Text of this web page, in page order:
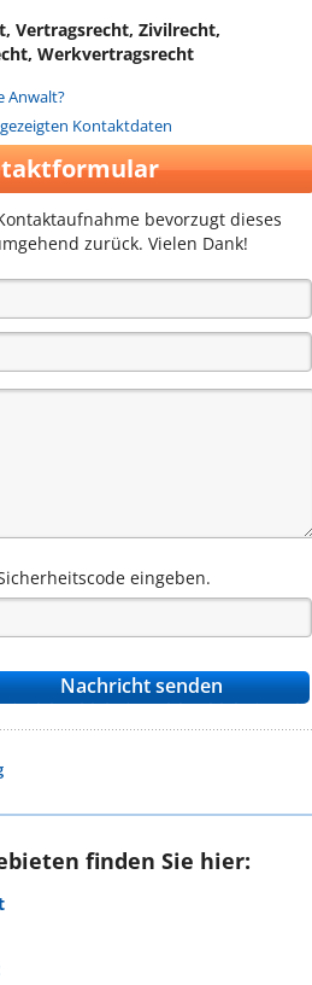
Vertragsrecht, Zivilrecht,
Werkvertragsrecht
Anwalt?
Kontaktdaten
bevorzugt dieses
zurück. Vielen Dank!
eingeben.
finden Sie hier: